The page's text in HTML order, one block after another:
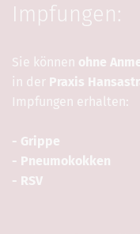
Impfungen:
Sie können ohne
in der Praxis
Impfungen erhalten:
- Grippe
- Pneumokokken
- RSV